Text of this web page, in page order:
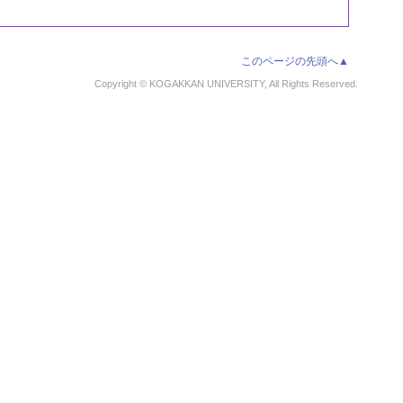
このページの先頭へ▲
Copyright © KOGAKKAN UNIVERSITY, All Rights Reserved.